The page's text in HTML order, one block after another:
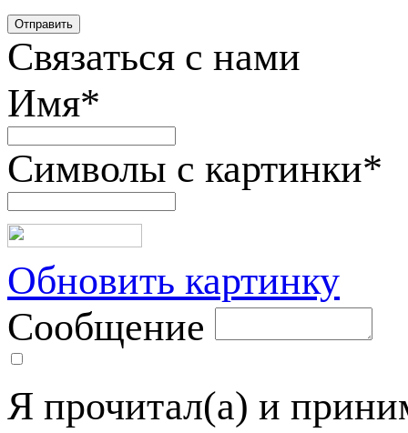
Связаться с нами
Имя*
Символы с картинки*
Обновить картинку
Сообщение
Я прочитал(а) и